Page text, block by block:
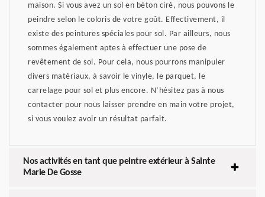
maison. Si vous avez un sol en béton ciré, nous pouvons le
peindre selon le coloris de votre goût. Effectivement, il
existe des peintures spéciales pour sol. Par ailleurs, nous
sommes également aptes à effectuer une pose de
revêtement de sol. Pour cela, nous pourrons manipuler
divers matériaux, à savoir le vinyle, le parquet, le
carrelage pour sol et plus encore. N’hésitez pas à nous
contacter pour nous laisser prendre en main votre projet,
si vous voulez avoir un résultat parfait.
Nos activités en tant que peintre extérieur à Sainte
Marie De Gosse